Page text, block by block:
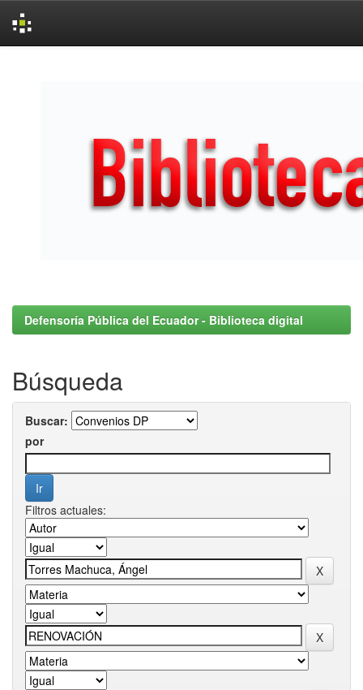
Defensoría Pública del Ecuador - Biblioteca digital
Búsqueda
Buscar:
por
Filtros actuales: